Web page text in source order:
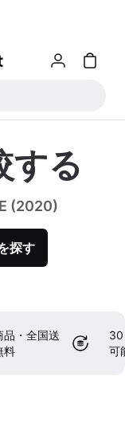
する
(2020)
探す
品・全国送
料
30
可